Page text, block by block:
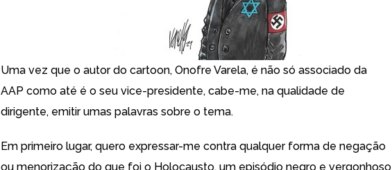
Uma vez que o autor do cartoon, Onofre Varela, é não só associado da
AAP como até é o seu vice-presidente, cabe-me, na qualidade de
dirigente, emitir umas palavras sobre o tema.
Em primeiro lugar, quero expressar-me contra qualquer forma de negação
ou menorização do que foi o Holocausto, um episódio negro e vergonhoso